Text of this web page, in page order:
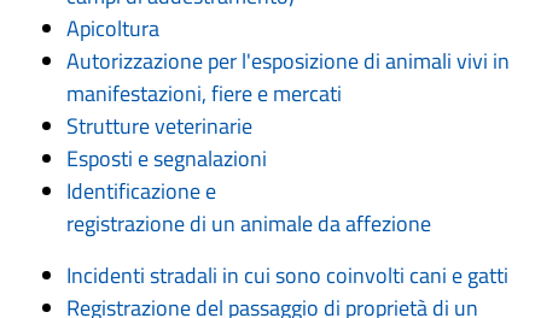
Apicoltura
Autorizzazione per l'esposizione di animali vivi in
manifestazioni, fiere e mercati
Strutture veterinarie
Esposti e segnalazioni
Identificazione e
registrazione di un animale da affezione
Incidenti stradali in cui sono coinvolti cani e gatti
Registrazione del passaggio di proprietà di un